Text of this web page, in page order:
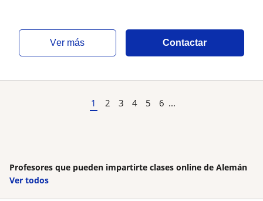
ver más Contactar
1 2 3 4 5 6 ...
Profesores que pueden impartirte clases online de Alemán
Ver todos